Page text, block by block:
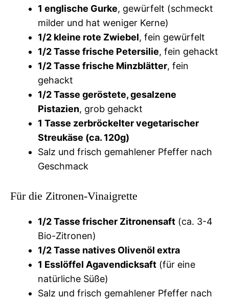
1 englische Gurke, gewürfelt (schmeckt
milder und hat weniger Kerne)
1/2 kleine rote Zwiebel, fein gewürfelt
1/2 Tasse frische Petersilie, fein gehackt
1/2 Tasse frische Minzblätter, fein
gehackt
1/2 Tasse geröstete, gesalzene
Pistazien, grob gehackt
1 Tasse zerbröckelter vegetarischer
Streukäse (ca. 120g)
Salz und frisch gemahlener Pfeffer nach
Geschmack
Für die Zitronen-Vinaigrette
1/2 Tasse frischer Zitronensaft (ca. 3-4
Bio-Zitronen)
1/2 Tasse natives Olivenöl extra
1 Esslöffel Agavendicksaft (für eine
natürliche Süße)
Salz und frisch gemahlener Pfeffer nach